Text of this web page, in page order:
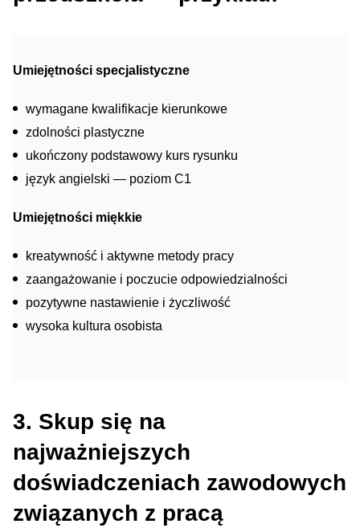
Umiejętności specjalistyczne
wymagane kwalifikacje kierunkowe
zdolności plastyczne
ukończony podstawowy kurs rysunku
język angielski — poziom C1
Umiejętności miękkie
kreatywność i aktywne metody pracy
zaangażowanie i poczucie odpowiedzialności
pozytywne nastawienie i życzliwość
wysoka kultura osobista
3. Skup się na
najważniejszych
doświadczeniach zawodowych
związanych z pracą